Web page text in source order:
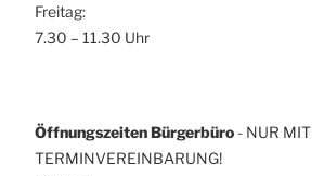
Freitag:
7.30 – 11.30 Uhr
Öffnungszeiten Bürgerbüro - NUR MIT
TERMINVEREINBARUNG!